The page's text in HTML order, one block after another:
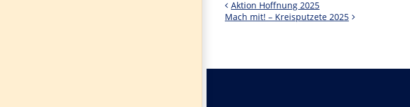
Aktion Hoffnung 2025
Mach mit! – Kreisputzete 2025